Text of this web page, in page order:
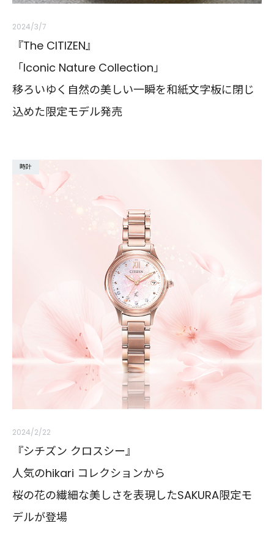
2024/3/7
『The CITIZEN』
「Iconic Nature Collection」
移ろいゆく自然の美しい一瞬を和紙文字板に閉じ
込めた限定モデル発売
時計
2024/2/22
『シチズン クロスシー』
人気のhikari コレクションから
桜の花の繊細な美しさを表現したSAKURA限定モ
デルが登場